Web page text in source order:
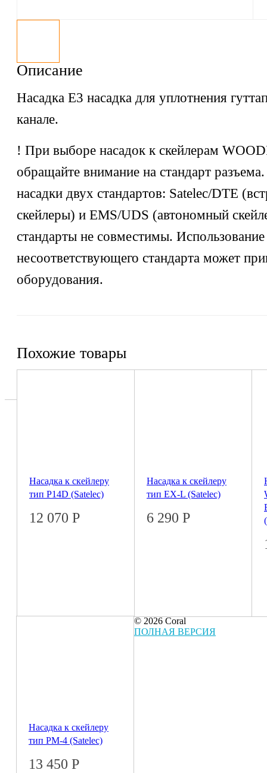
Описание
Насадка E3 насадка для уплотнения
канале.
! При выборе насадок к скейлерам
обращайте внимание на стандарт
насадки двух стандартов: Satelec/DTE
скейлеры) и EMS/UDS (автономный
стандарты не совместимы. Использование
несоответствующего стандарта может
оборудования.
Похожие товары
Насадка к скейлеру
тип P14D (Satelec)
12 070 Р
Насадка к скейлеру
тип EX-L (Satelec)
6 290 Р
Насадка к скейлеру
тип PM-4 (Satelec)
13 450 Р
© 2026 Coral
ПОЛНАЯ ВЕРСИЯ